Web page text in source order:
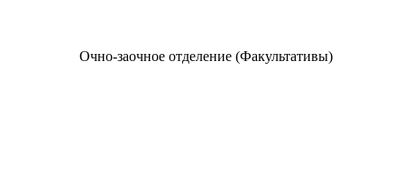
Очно-заочное отделение (Факультативы)